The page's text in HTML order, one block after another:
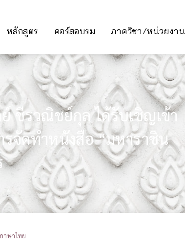
หลักสูตร คอร์สอบรม ภาควิชา/หน่วยงาน
ชีรวณิชย์กุล ได้รับเชิญเข้า
จัดทำหนังสือ “มหาราชิน
ภาษาไทย